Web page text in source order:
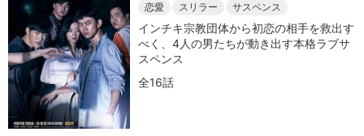
恋愛 スリラー サスペンス
インチキ宗教団体から初恋の相手を救出す
べく、4人の男たちが動き出す本格ラブサ
スペンス
全16話